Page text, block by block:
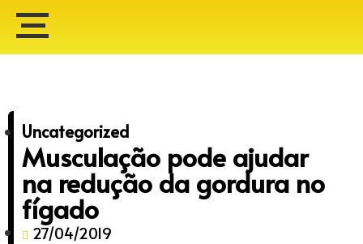
Uncategorized
Musculação pode ajudar
na redução da gordura no
fígado
27/04/2019